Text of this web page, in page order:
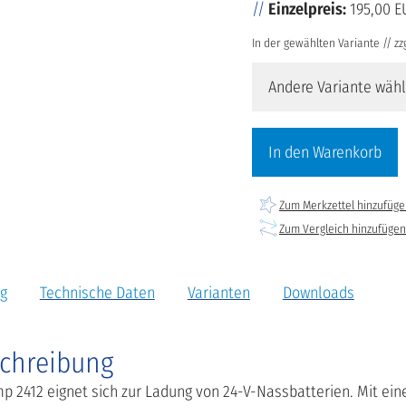
Einzelpreis:195,00
In der gewählten Variante //
Andere Variante
In den Warenkorb
Zum Merkzettel
Zum Vergleich hinzufügen
Technische Daten Varianten Downloads
2412 eignet sich zur Ladung von 24-V-Nassbatterien. Mit